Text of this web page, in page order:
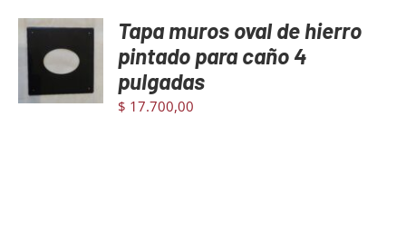
AGREGAR
AL
CARRITO
DETAILS
Tapa muros oval de hierro
pintado para caño 4
pulgadas
$ 17.700,00